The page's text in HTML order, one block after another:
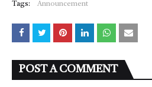
Tags: Announcement
POST A COMMENT